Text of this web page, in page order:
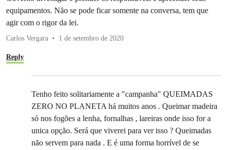
equipamentos. Não se pode ficar somente na conversa, tem que
agir com o rigor da lei.
Carlos Vergara 1 de setembro de 2020
Reply
Tenho feito solitariamente a "campanha" QUEIMADAS
ZERO NO PLANETA há muitos anos . Queimar madeira
só nos fogões a lenha, fornalhas , lareiras onde isso for a
unica opção. Será que viverei para ver isso ? Queimadas
não servem para nada . E é uma forma horrível de se